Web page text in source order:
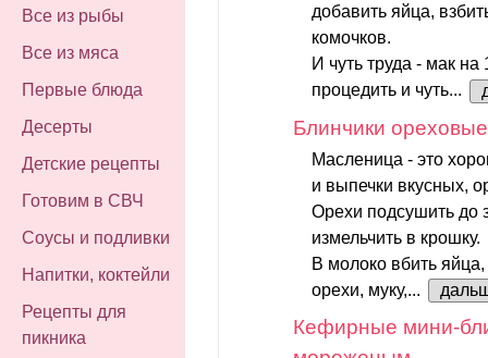
Все из рыбы
Все из мяса
Первые блюда
Десерты
Детские рецепты
Готовим в СВЧ
Соусы и подливки
Напитки, коктейли
Рецепты для
пикника
добавить яйца,
комочков.
И чуть труда - мак на
процедить и чуть...
Блинчики ореховые
Масленица - это
и выпечки вкусных,
Орехи подсушить до
измельчить в крошку.
В молоко вбить
орехи, муку,...
Кефирные мини-